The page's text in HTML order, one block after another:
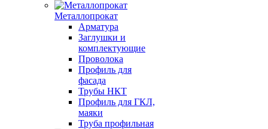
Металлопрокат
Арматура
Заглушки и
комплектующие
Проволока
Профиль для
фасада
Трубы НКТ
Профиль для ГКЛ,
маяки
Труба профильная